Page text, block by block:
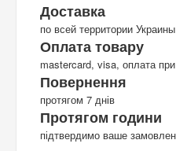
Доставка
по всей территории Украины
Оплата товару
mastercard, visa, оплата при
Повернення
протягом 7 днів
Протягом години
підтвердимо ваше